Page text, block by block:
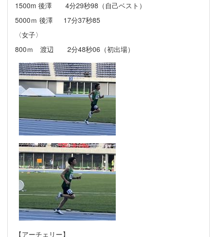
1500m 後澤 4分29秒98（自己ベスト）
5000ｍ 後澤 17分37秒85
〈女子〉
800ｍ 渡辺 2分48秒06（初出場）
【アーチェリー】